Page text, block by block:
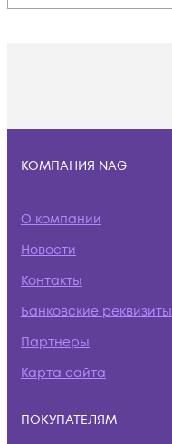
КОМПАНИЯ NAG
О компании
Новости
Контакты
Банковские реквизиты
Партнеры
Карта сайта
ПОКУПАТЕЛЯМ